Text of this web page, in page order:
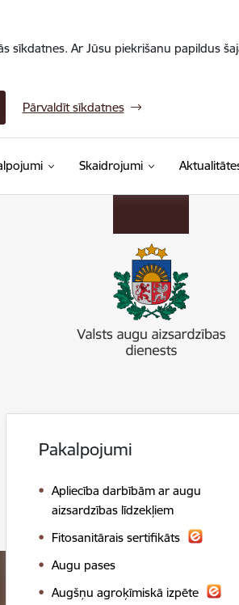
sīkdatnes. Ar Jūsu piekrišanu papildus
Pārvaldīt sīkdatnes
Skaidrojumi
Pakalpojumi
Apliecība darbībām ar augu
aizsardzības līdzekļiem
Fitosanitārais sertifikāts
Augu pases
Augšņu agroķīmiskā izpēte